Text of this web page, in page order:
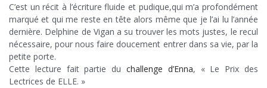
C’est un récit à l’écriture fluide et pudique,qui m’a profondément
marqué et qui me reste en tête alors même que je l’ai lu l’année
dernière. Delphine de Vigan a su trouver les mots justes, le recul
nécessaire, pour nous faire doucement entrer dans sa vie, par la
petite porte.
Cette lecture fait partie du challenge d’Enna, « Le Prix des
Lectrices de ELLE. »